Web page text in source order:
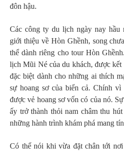
đôn hậu.
Các công ty du lịch ngày nay
giới thiệu về Hòn Ghềnh, song
thể dành riêng cho tour Hòn
lịch Mũi Né của du khách, được kết
đặc biệt dành cho những ai thích
sự hoang sơ của biển cả. Chính
được vẻ hoang sơ vốn có của nó.
ấy trở thành thỏi nam châm thu
những hành trình khám phá mang
Có thể nói khi vừa đặt chân tới